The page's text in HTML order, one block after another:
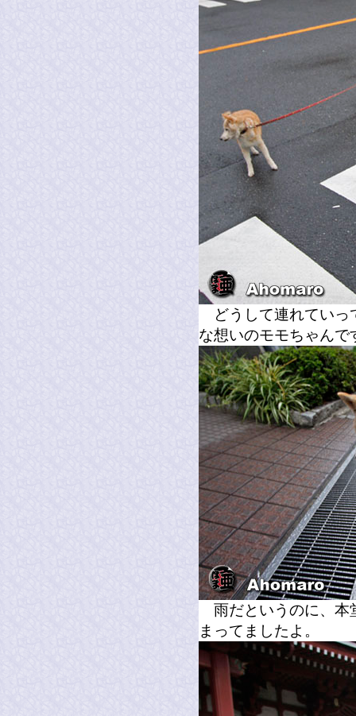
どうして連れていっ
な想いのモモちゃんで
雨だというのに、本
まってましたよ。